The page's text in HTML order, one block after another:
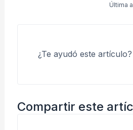
Última
¿Te ayudó este artículo?
Compartir este